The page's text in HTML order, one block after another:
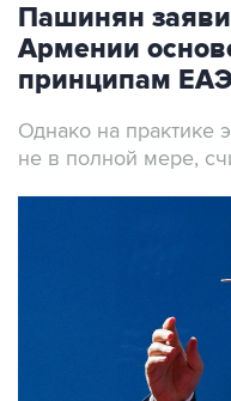
Пашинян
Армении
принципам
Однако на практике
не в полной мере,